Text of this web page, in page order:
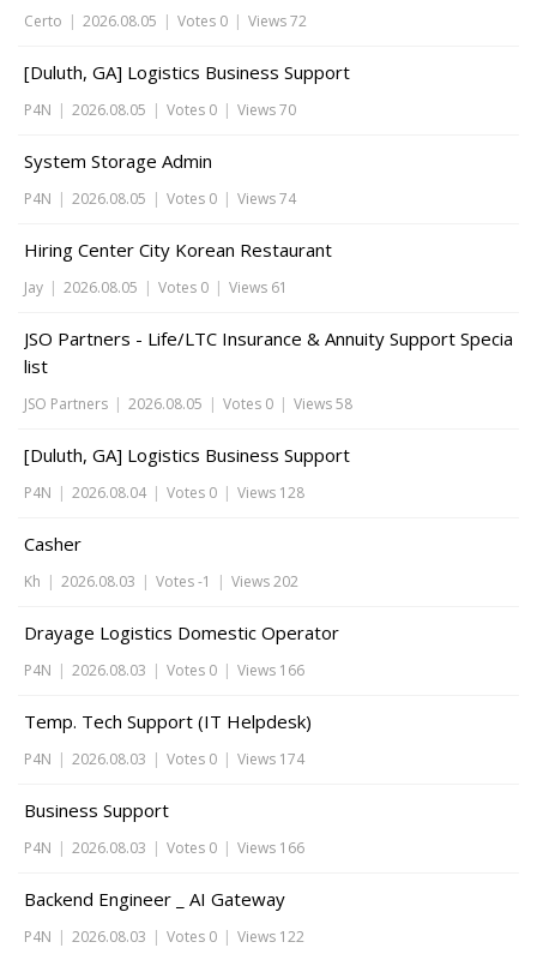
Certo | 2026.08.05 | Votes 0 | Views 72
[Duluth, GA] Logistics Business Support
P4N | 2026.08.05 | Votes 0 | Views 70
System Storage Admin
P4N | 2026.08.05 | Votes 0 | Views 74
Hiring Center City Korean Restaurant
Jay | 2026.08.05 | Votes 0 | Views 61
JSO Partners - Life/LTC Insurance & Annuity Support Specia
list
JSO Partners | 2026.08.05 | Votes 0 | Views 58
[Duluth, GA] Logistics Business Support
P4N | 2026.08.04 | Votes 0 | Views 128
Casher
Kh | 2026.08.03 | Votes -1 | Views 202
Drayage Logistics Domestic Operator
P4N | 2026.08.03 | Votes 0 | Views 166
Temp. Tech Support (IT Helpdesk)
P4N | 2026.08.03 | Votes 0 | Views 174
Business Support
P4N | 2026.08.03 | Votes 0 | Views 166
Backend Engineer _ AI Gateway
P4N | 2026.08.03 | Votes 0 | Views 122